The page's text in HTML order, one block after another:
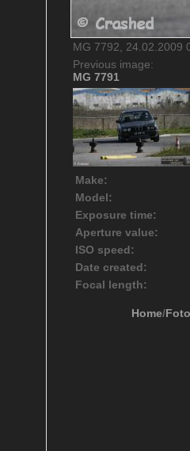
MG 7792, 24.02.2009
Previous image:
MG 7791
Make:
Model:
Exposure time:
Aperture value:
ISO speed:
Date created:
Focal length:
Home/